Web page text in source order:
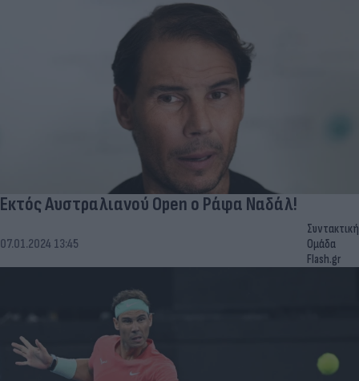
Εκτός Αυστραλιανού Open ο Ράφα Ναδάλ!
07.01.2024 13:45
Συντακτική
Ομάδα
Flash.gr